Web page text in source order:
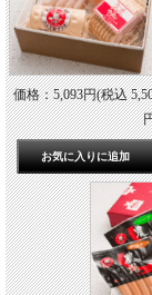
価格：5,093円(税込